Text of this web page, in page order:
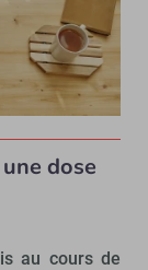
dose
au cours de